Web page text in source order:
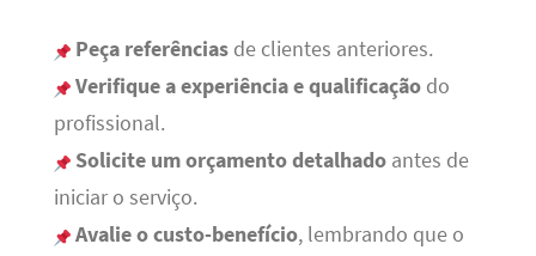
Peça referênciasde clientes anteriores.
Verifique a experiência e qualificaçãodo
profissional.
Solicite um orçamento detalhadoantes de
iniciar o serviço.
Avalie o custo-benefício, lembrando que o